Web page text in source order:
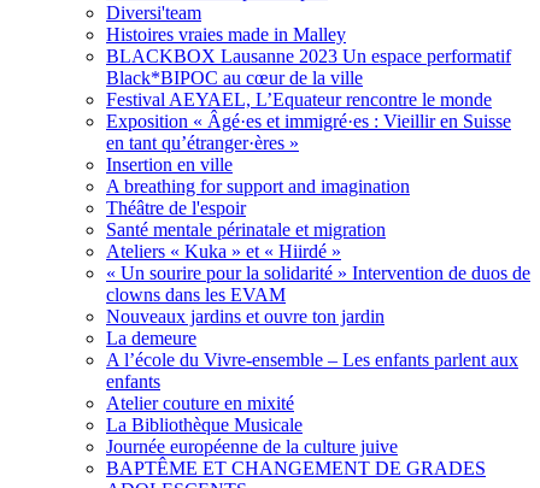
Diversi'team
Histoires vraies made in Malley
BLACKBOX Lausanne 2023 Un espace performatif
Black*BIPOC au cœur de la ville
Festival AEYAEL, L’Equateur rencontre le monde
Exposition « Âgé·es et immigré·es : Vieillir en Suisse
en tant qu’étranger·ères »
Insertion en ville
A breathing for support and imagination
Théâtre de l'espoir
Santé mentale périnatale et migration
Ateliers « Kuka » et « Hiirdé »
« Un sourire pour la solidarité » Intervention de duos de
clowns dans les EVAM
Nouveaux jardins et ouvre ton jardin
La demeure
A l’école du Vivre-ensemble – Les enfants parlent aux
enfants
Atelier couture en mixité
La Bibliothèque Musicale
Journée européenne de la culture juive
BAPTÊME ET CHANGEMENT DE GRADES